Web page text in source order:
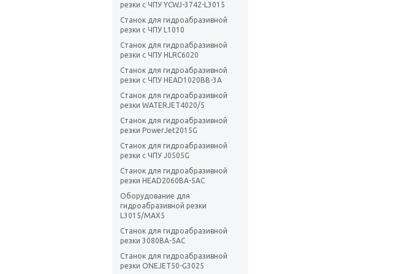
резки с ЧПУ YCWJ-3742-L3015
Станок для гидроабразивной
резки с ЧПУ L1010
Станок для гидроабразивной
резки с ЧПУ HLRC6020
Станок для гидроабразивной
резки с ЧПУ HEAD1020BB-3A
Станок для гидроабразивной
резки WATERJET4020/5
Станок для гидроабразивной
резки PowerJet2015G
Станок для гидроабразивной
резки с ЧПУ J0505G
Станок для гидроабразивной
резки HEAD2060BA-5AC
Оборудование для
гидроабразивной резки
L3015/MAX5
Станок для гидроабразивной
резки 3080BA-5AC
Станок для гидроабразивной
резки ONEJET50-G3025